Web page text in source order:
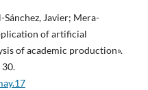
Javier; Mera-
of artificial
of academic production».